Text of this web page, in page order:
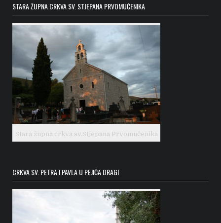
STARA ŽUPNA CRKVA SV. STJEPANA PRVOMUČENIKA
Stara župna crkva sv.Stjepana Prvomučenika
CRKVA SV. PETRA I PAVLA U PEJIĆA DRAGI